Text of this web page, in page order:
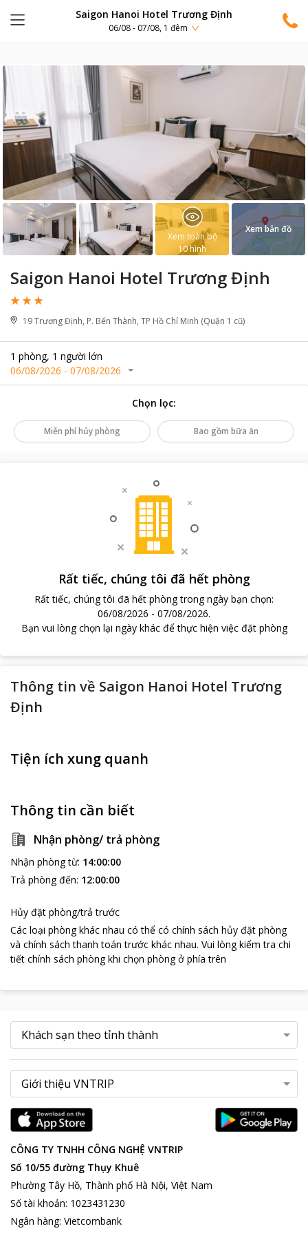
Saigon Hanoi Hotel Trương Định
06/08 - 07/08, 1 đêm
Saigon Hanoi Hotel Trương Định
19 Trương Định, P. Bến Thành, TP Hồ Chí Minh (Quận 1 cũ)
1 phòng, 1 người lớn
06/08/2026 - 07/08/2026
Xem toàn bộ
10hình
Xem bản đồ
Chọn lọc:
Miễn phí hủy phòng Bao gồm bữa ăn
Rất tiếc, chúng tôi đã hết phòng
Rất tiếc, chúng tôi đã hết phòng trong ngày bạn chọn:
06/08/2026 - 07/08/2026.
Bạn vui lòng chọn lại ngày khác để thực hiện việc đặt phòng
Thông tin về Saigon Hanoi Hotel Trương
Định
Tiện ích xung quanh
Thông tin cần biết
Nhận phòng/ trả phòng
Nhận phòng từ: 14:00:00
Trả phòng đến: 12:00:00
Hủy đặt phòng/trả trước
Các loại phòng khác nhau có thể có chính sách hủy đặt phòng
và chính sách thanh toán trước khác nhau. Vui lòng kiểm tra chi
tiết chính sách phòng khi chọn phòng ở phía trên
CÔNG TY TNHH CÔNG NGHỆ VNTRIP
Số 10/55 đường Thụy Khuê
Phường Tây Hồ, Thành phố Hà Nội, Việt Nam
Số tài khoản: 1023431230
Ngân hàng: Vietcombank